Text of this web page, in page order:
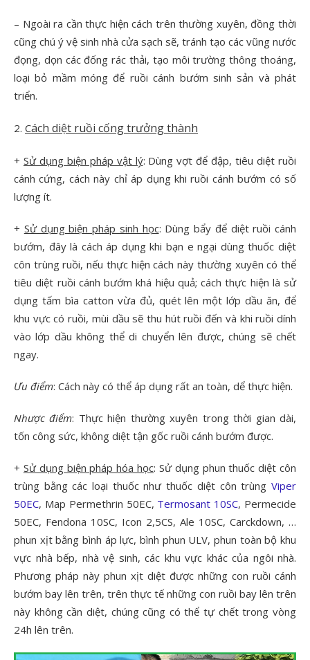
– Ngoài ra cần thực hiện cách trên thường xuyên, đồng thời
cũng chú ý vệ sinh nhà cửa sạch sẽ, tránh tạo các vũng nước
đọng, dọn các đống rác thải, tạo môi trường thông thoáng,
loại bỏ mầm móng để ruồi cánh bướm sinh sản và phát
triển.
2. Cách diệt ruồi cống trưởng thành
+ Sử dụng biện pháp vật lý: Dùng vợt để đập, tiêu diệt ruồi
cánh cứng, cách này chỉ áp dụng khi ruồi cánh bướm có số
lượng ít.
+ Sử dụng biện pháp sinh học: Dùng bẩy để diệt ruồi cánh
bướm, đây là cách áp dụng khi bạn e ngại dùng thuốc diệt
côn trùng ruồi, nếu thực hiện cách này thường xuyên có thể
tiêu diệt ruồi cánh bướm khá hiệu quả; cách thực hiện là sử
dụng tấm bìa catton vừa đủ, quét lên một lớp dầu ăn, để
khu vực có ruồi, mùi dầu sẽ thu hút ruồi đến và khi ruồi dính
vào lớp dầu không thể di chuyển lên được, chúng sẽ chết
ngay.
Ưu điểm: Cách này có thể áp dụng rất an toàn, dể thực hiện.
Nhược điểm: Thực hiện thường xuyên trong thời gian dài,
tốn công sức, không diệt tận gốc ruồi cánh bướm được.
+ Sử dụng biện pháp hóa học: Sử dụng phun thuốc diệt côn
trùng bằng các loại thuốc như thuốc diệt côn trùng Viper
50EC, Map Permethrin 50EC, Termosant 10SC, Permecide
50EC, Fendona 10SC, Icon 2,5CS, Ale 10SC, Carckdown, …
phun xịt bằng bình áp lực, bình phun ULV, phun toàn bộ khu
vực nhà bếp, nhà vệ sinh, các khu vực khác của ngôi nhà.
Phương pháp này phun xịt diệt được những con ruồi cánh
bướm bay lên trên, trên thực tế những con ruồi bay lên trên
này không cần diệt, chúng cũng có thể tự chết trong vòng
24h lên trên.